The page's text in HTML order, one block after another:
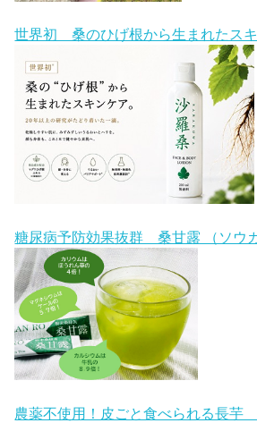
世界初 桑のひげ根から生まれたス
糖尿病予防効果抜群 桑甘露 （ソウカ
農薬不使用！皮ごと食べられる長芋